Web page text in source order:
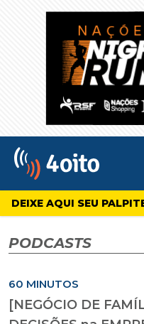
4oito
DEIXE AQUI SEU
PODCASTS
60 MINUTOS
[NEGÓCIO DE